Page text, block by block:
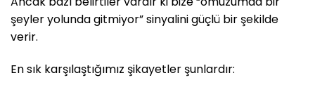
şeyler yolunda gitmiyor” sinyalini güçlü bir şekilde
verir.
En sık karşılaştığımız şikayetler şunlardır: